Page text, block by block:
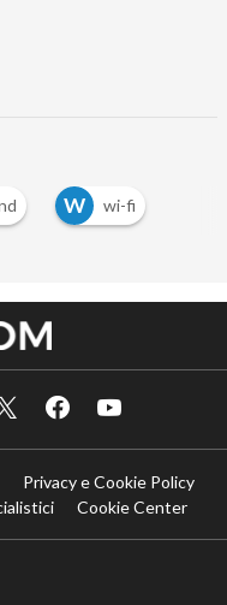
W wi-fi
Privacy e Cookie Policy
Cookie Center